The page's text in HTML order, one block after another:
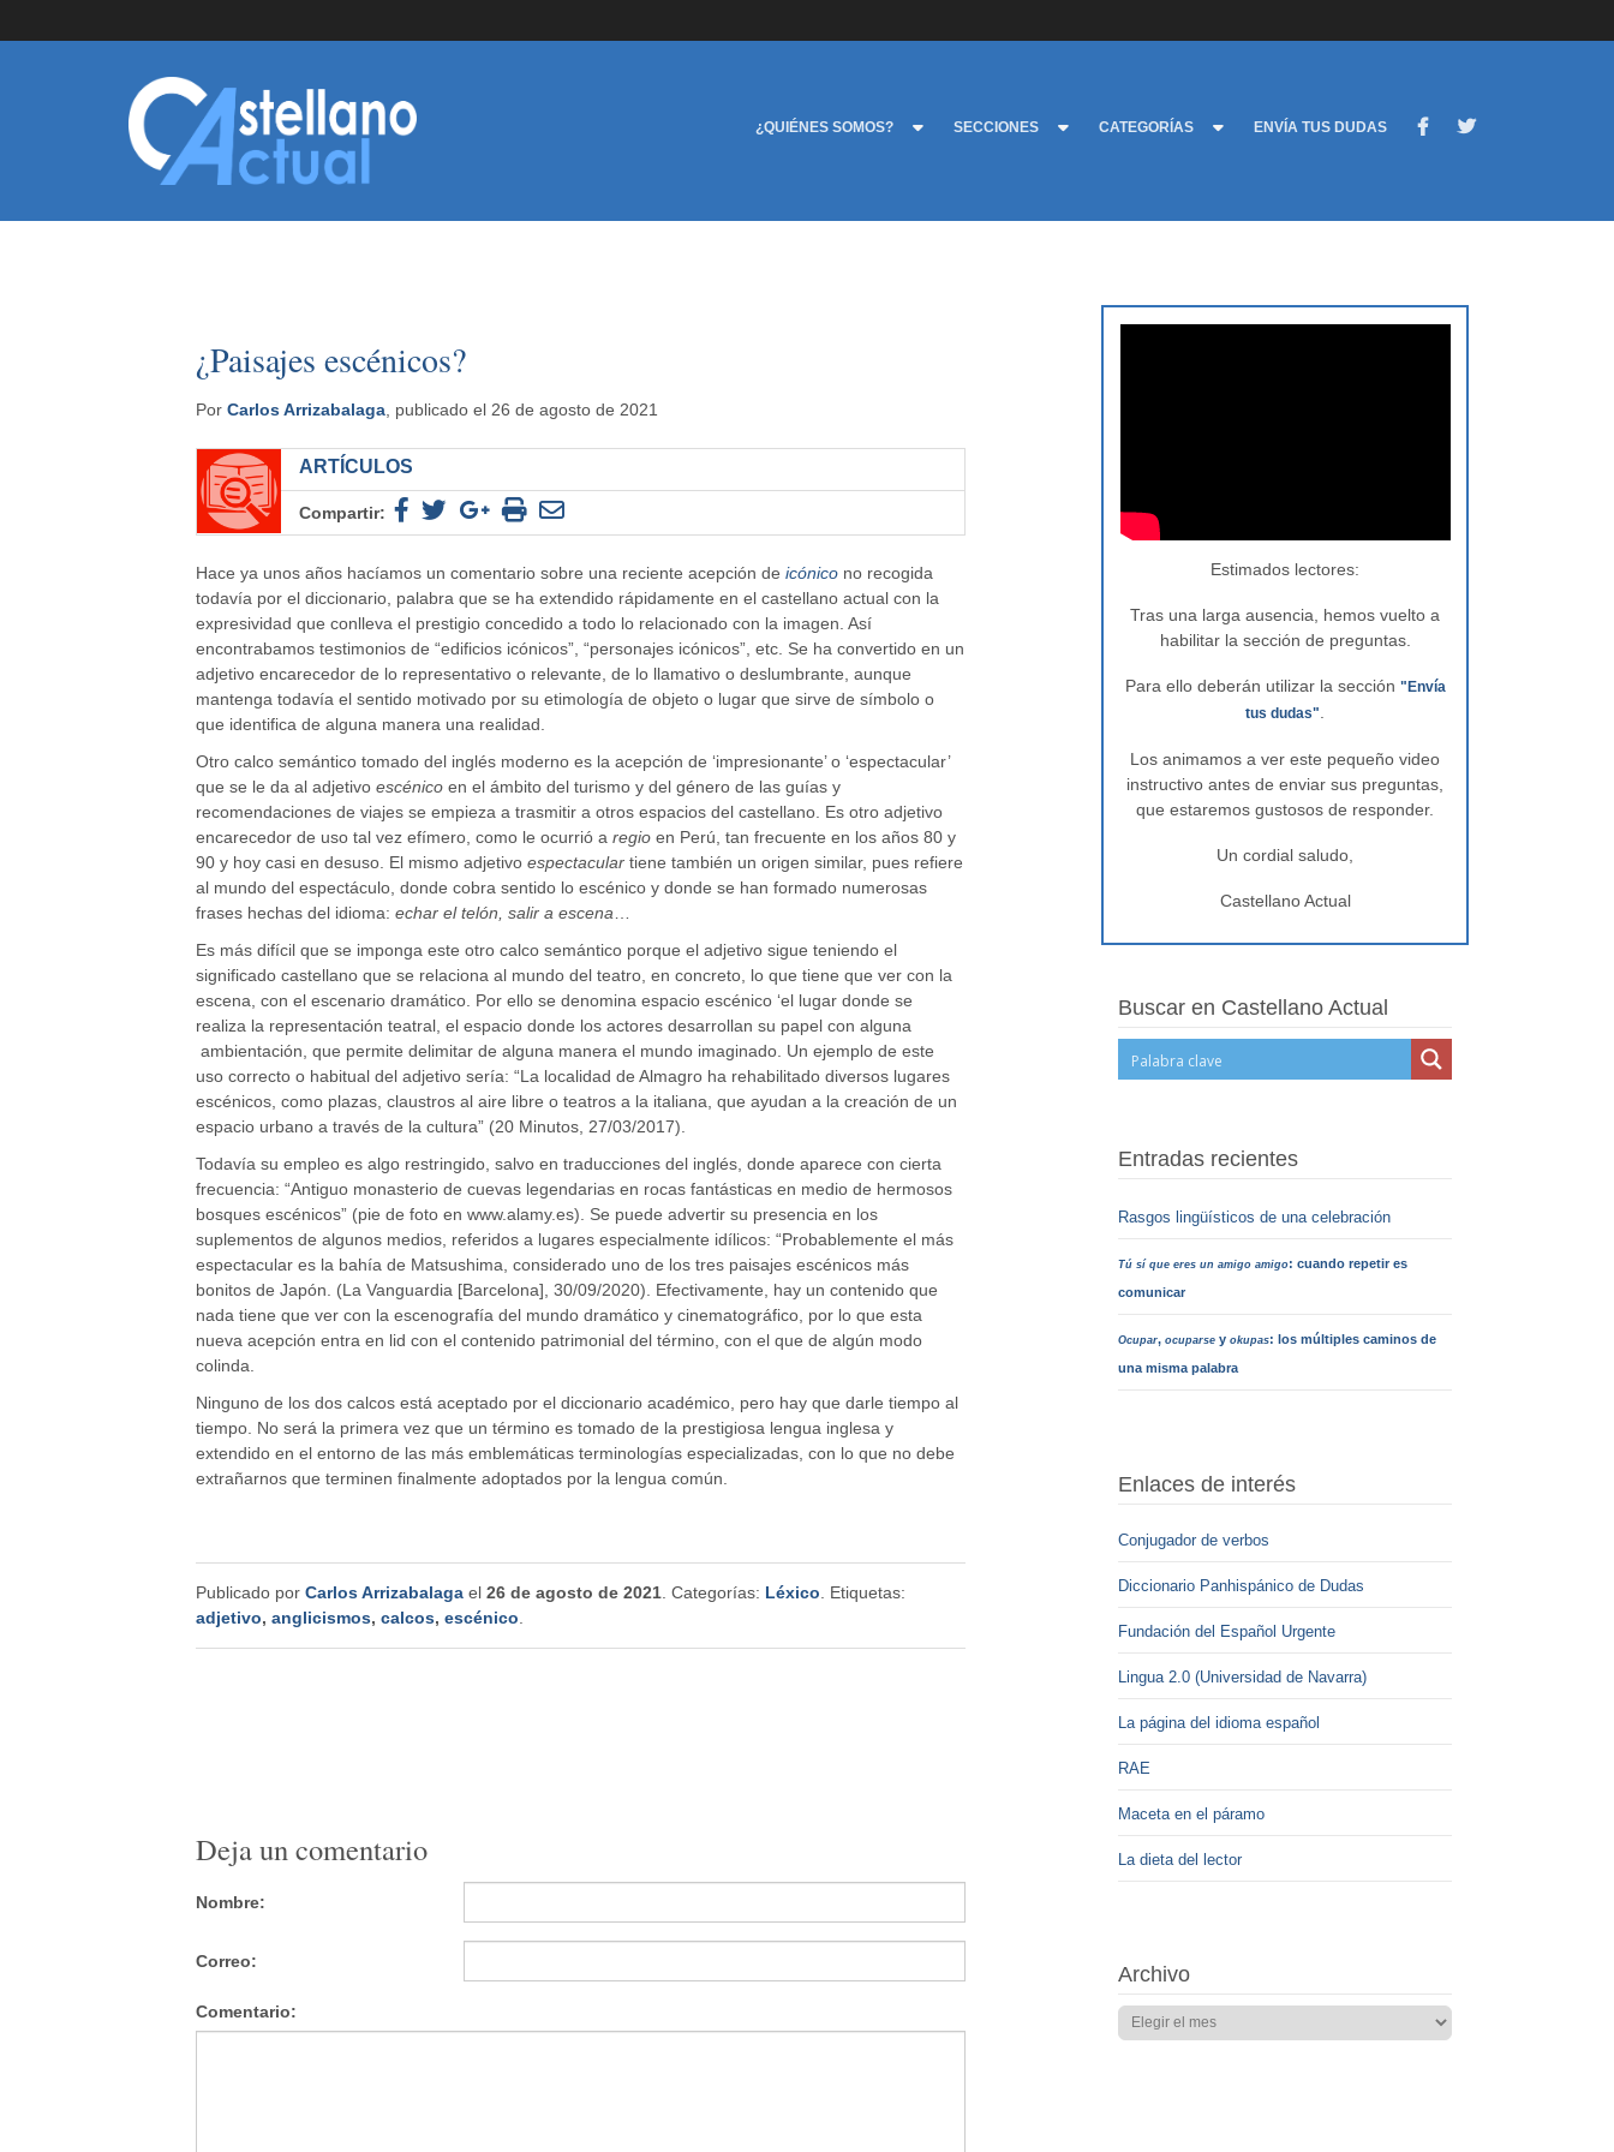
¿QUIÉNES SOMOS? SECCIONES CATEGORÍAS ENVÍA TUS DUDAS
¿Paisajes escénicos?
Por Carlos Arrizabalaga, publicado el 26 de agosto de 2021
ARTÍCULOS
Compartir:
Hace ya unos años hacíamos un comentario sobre una reciente acepción de icónicono recogida
todavía por el diccionario, palabra que se ha extendido rápidamente en el castellano actual con la
expresividad que conlleva el prestigio concedido a todo lo relacionado con la imagen. Así
encontrabamos testimonios de “edificios icónicos”, “personajes icónicos”, etc. Se ha convertido en un
adjetivo encarecedor de lo representativo o relevante, de lo llamativo o deslumbrante, aunque
mantenga todavía el sentido motivado por su etimología de objeto o lugar que sirve de símbolo o
que identifica de alguna manera una realidad.
Otro calco semántico tomado del inglés moderno es la acepción de ‘impresionante’ o ‘espectacular’
que se le da al adjetivo escénicoen el ámbito del turismo y del género de las guías y
recomendaciones de viajes se empieza a trasmitir a otros espacios del castellano. Es otro adjetivo
encarecedor de uso tal vez efímero, como le ocurrió a regioen Perú, tan frecuente en los años 80 y
90 y hoy casi en desuso. El mismo adjetivo espectaculartiene también un origen similar, pues refiere
al mundo del espectáculo, donde cobra sentido lo escénico y donde se han formado numerosas
frases hechas del idioma: echar el telón, salir a escena
Es más difícil que se imponga este otro calco semántico porque el adjetivo sigue teniendo el
significado castellano que se relaciona al mundo del teatro, en concreto, lo que tiene que ver con la
escena, con el escenario dramático. Por ello se denomina espacio escénico ‘el lugar donde se
realiza la representación teatral, el espacio donde los actores desarrollan su papel con alguna
ambientación, que permite delimitar de alguna manera el mundo imaginado. Un ejemplo de este
uso correcto o habitual del adjetivo sería: “La localidad de Almagro ha rehabilitado diversos lugares
escénicos, como plazas, claustros al aire libre o teatros a la italiana, que ayudan a la creación de un
espacio urbano a través de la cultura” (20 Minutos, 27/03/2017).
Todavía su empleo es algo restringido, salvo en traducciones del inglés, donde aparece con cierta
frecuencia: “Antiguo monasterio de cuevas legendarias en rocas fantásticas en medio de hermosos
bosques escénicos” (pie de foto en www.alamy.es). Se puede advertir su presencia en los
suplementos de algunos medios, referidos a lugares especialmente idílicos: “Probablemente el más
espectacular es la bahía de Matsushima, considerado uno de los tres paisajes escénicos más
bonitos de Japón. (La Vanguardia [Barcelona], 30/09/2020). Efectivamente, hay un contenido que
nada tiene que ver con la escenografía del mundo dramático y cinematográfico, por lo que esta
nueva acepción entra en lid con el contenido patrimonial del término, con el que de algún modo
colinda.
Ninguno de los dos calcos está aceptado por el diccionario académico, pero hay que darle tiempo al
tiempo. No será la primera vez que un término es tomado de la prestigiosa lengua inglesa y
extendido en el entorno de las más emblemáticas terminologías especializadas, con lo que no debe
extrañarnos que terminen finalmente adoptados por la lengua común.
Publicado por Carlos Arrizabalagael 26 de agosto de 2021. Categorías: Léxico . Etiquetas:
adjetivo, anglicismos, calcos, escénico
Deja un comentario
Nombre:
Correo:
Comentario:
Estimados lectores:
Tras una larga ausencia, hemos vuelto a
habilitar la sección de preguntas.
Para ello deberán utilizar la sección "Envía
tus dudas"
Los animamos a ver este pequeño video
instructivo antes de enviar sus preguntas,
que estaremos gustosos de responder.
Un cordial saludo,
Castellano Actual
Buscar en Castellano Actual
Entradas recientes
Rasgos lingüísticos de una celebración
Tú sí que eres un amigo amigo: cuando repetir es
comunicar
Ocupar, ocuparsey okupas: los múltiples caminos de
una misma palabra
Enlaces de interés
Conjugador de verbos
Diccionario Panhispánico de Dudas
Fundación del Español Urgente
Lingua 2.0 (Universidad de Navarra)
La página del idioma español
RAE
Maceta en el páramo
La dieta del lector
Archivo